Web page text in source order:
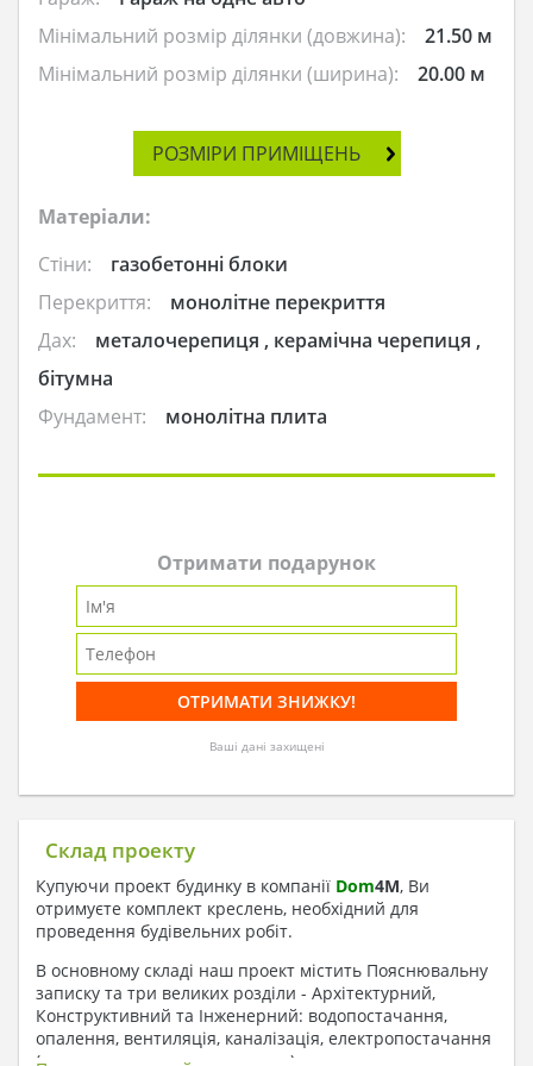
Мінімальний розмір ділянки (довжина):
21.50 м
Мінімальний розмір ділянки (ширина):
20.00 м
РОЗМІРИ ПРИМІЩЕНЬ
Матеріали:
Стіни:
газобетонні блоки
Перекриття:
монолітне перекриття
Дах:
металочерепиця , керамічна черепиця ,
бітумна
Фундамент:
монолітна плита
Отримати подарунок
Ваші дані захищені
Склад проекту
Купуючи проект будинку в компанії Dom4M, Ви
отримуєте комплект креслень, необхідний для
проведення будівельних робіт.
В основному складі наш проект містить Пояснювальну
записку та три великих розділи - Архітектурний,
Конструктивний та Інженерний: водопостачання,
опалення, вентиляція, каналізація, електропостачання
( купується за додаткову плату ).